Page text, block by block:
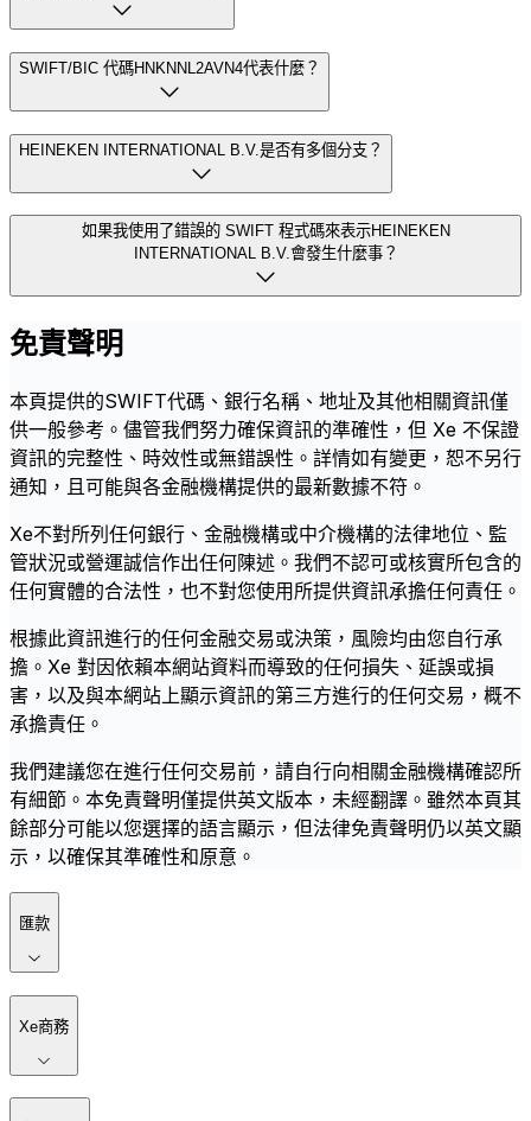
SWIFT/BIC 代碼HNKNNL2AVN4代表什麼？
HEINEKEN INTERNATIONAL B.V.是否有多個分支？
如果我使用了錯誤的 SWIFT 程式碼來表示HEINEKEN
INTERNATIONAL B.V.會發生什麼事？
免責聲明
本頁提供的SWIFT代碼、銀行名稱、地址及其他相關資訊僅
供一般參考。儘管我們努力確保資訊的準確性，但 Xe 不保證
資訊的完整性、時效性或無錯誤性。詳情如有變更，恕不另行
通知，且可能與各金融機構提供的最新數據不符。
Xe不對所列任何銀行、金融機構或中介機構的法律地位、監
管狀況或營運誠信作出任何陳述。我們不認可或核實所包含的
任何實體的合法性，也不對您使用所提供資訊承擔任何責任。
根據此資訊進行的任何金融交易或決策，風險均由您自行承
擔。Xe 對因依賴本網站資料而導致的任何損失、延誤或損
害，以及與本網站上顯示資訊的第三方進行的任何交易，概不
承擔責任。
我們建議您在進行任何交易前，請自行向相關金融機構確認所
有細節。本免責聲明僅提供英文版本，未經翻譯。雖然本頁其
餘部分可能以您選擇的語言顯示，但法律免責聲明仍以英文顯
示，以確保其準確性和原意。
匯款
Xe商務